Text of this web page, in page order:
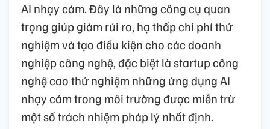
AI nhạy cảm. Đây là những công cụ quan
trọng giúp giảm rủi ro, hạ thấp chi phí thử
nghiệm và tạo điều kiện cho các doanh
nghiệp công nghệ, đặc biệt là startup công
nghệ cao thử nghiệm những ứng dụng AI
nhạy cảm trong môi trường được miễn trừ
một số trách nhiệm pháp lý nhất định.